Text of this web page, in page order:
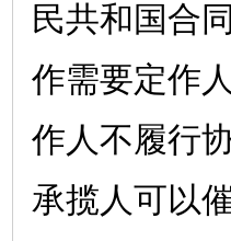
民共和国合
作需要定作
作人不履行
承揽人可以